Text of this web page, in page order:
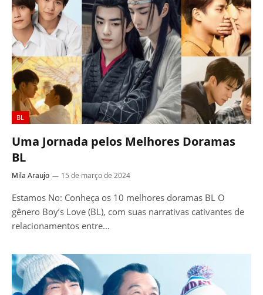
BL
Uma Jornada pelos Melhores Doramas
BL
Mila Araujo 15 de março de 2024
Estamos No: Conheça os 10 melhores doramas BL O
gênero Boy’s Love (BL), com suas narrativas cativantes de
relacionamentos entre…